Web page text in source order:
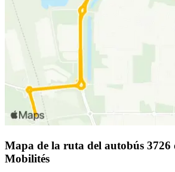
Mapa de la ruta del autobús 3726
Mobilités